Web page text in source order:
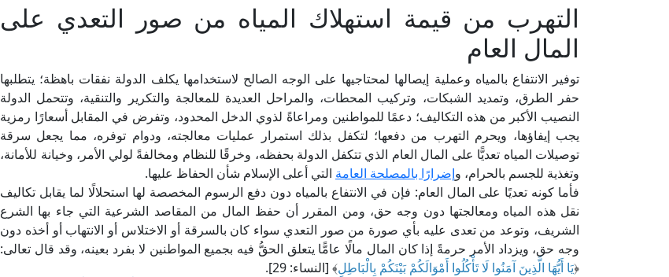
التهرب من قيمة استهلاك المياه من صور التعدي على
المال العام
توفير الانتفاع بالمياه وعملية إيصالها لمحتاجيها على الوجه الصالح لاستخدامها يكلف الدولة نفقات باهظة؛ يتطلبها
حفر الطرق، وتمديد الشبكات، وتركيب المحطات، والمراحل العديدة للمعالجة والتكرير والتنقية، وتتحمل الدولة
النصيب الأكبر من هذه التكاليف؛ دعمًا للمواطنين ومراعاةً لذوي الدخل المحدود، وتفرض في المقابل أسعارًا رمزية
يجب إيفاؤها، ويحرم التهرب من دفعها؛ لتكفل بذلك استمرار عمليات معالجته، ودوام توفره، مما يجعل سرقة
توصيلات المياه تعديًّا على المال العام الذي تتكفل الدولة بحفظه، وخرقًا للنظام ومخالفةً لولي الأمر، وخيانة للأمانة،
وتغذية للجسم بالحرام، وإضرارًا بالمصلحة العامة التي أعلى الإسلام شأن الحفاظ عليها.
فأما كونه تعديًا على المال العام: فإن في الانتفاع بالمياه دون دفع الرسوم المخصصة لها استحلالًا لما يقابل تكاليف
نقل هذه المياه ومعالجتها دون وجه حق، ومن المقرر أن حفظ المال من المقاصد الشرعية التي جاء بها الشرع
الشريف، وتوعد من تعدى عليه بأي صورة من صور التعدي سواء كان بالسرقة أو الاختلاس أو الانتهاب أو أخذه دون
وجه حق، ويزداد الأمر حرمةً إذا كان المال مالًا عامًّا يتعلق الحقُّ فيه بجميع المواطنين لا بفرد بعينه، وقد قال تعالى:
﴿يَا أَيُّهَا الَّذِينَ آمَنُوا لَا تَأْكُلُوا أَمْوَالَكُمْ بَيْنَكُمْ بِالْبَاطِلِ﴾ [النساء: 29].